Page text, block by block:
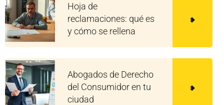
Hoja de
reclamaciones: qué es
y cómo se rellena
Abogados de Derecho
del Consumidor en tu
ciudad